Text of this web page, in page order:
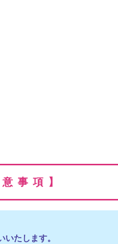
事項】
たします。